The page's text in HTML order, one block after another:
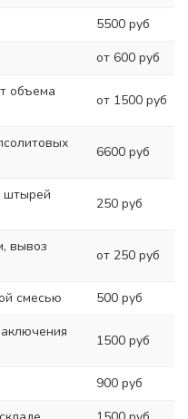
5500 руб
от 600 руб
объема
от 1500 руб
6600 руб
штырей
250 руб
вывоз
от 250 руб
смесью
500 руб
1500 руб
900 руб